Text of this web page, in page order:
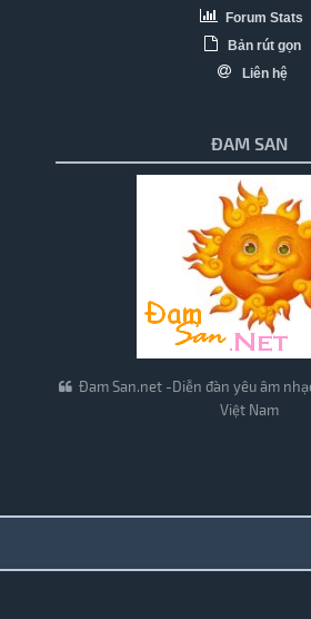
Forum Stats
Bản rút gọn
Liên hệ
ĐAM SAN
Đam San.net -Diễn đàn yêu âm
Việt Nam